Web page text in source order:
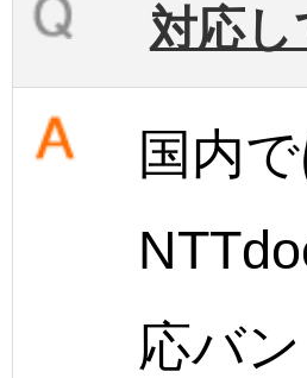
対応
国内
応バ